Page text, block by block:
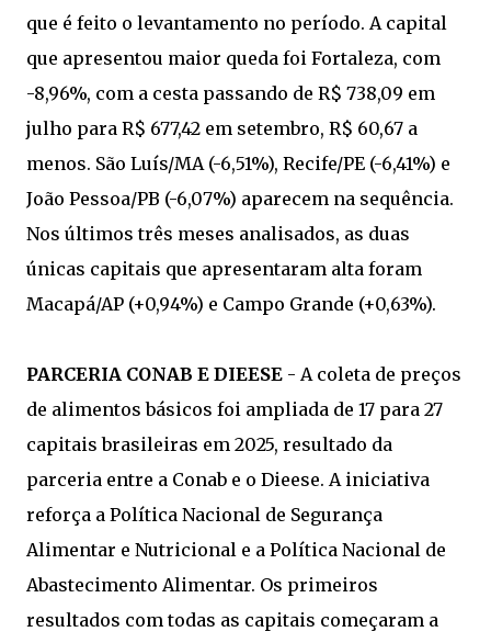
que é feito o levantamento no período. A capital
que apresentou maior queda foi Fortaleza, com
-8,96%, com a cesta passando de R$ 738,09 em
julho para R$ 677,42 em setembro, R$ 60,67 a
menos. São Luís/MA (-6,51%), Recife/PE (-6,41%) e
João Pessoa/PB (-6,07%) aparecem na sequência.
Nos últimos três meses analisados, as duas
únicas capitais que apresentaram alta foram
Macapá/AP (+0,94%) e Campo Grande (+0,63%).
PARCERIA CONAB E DIEESE - A coleta de preços
de alimentos básicos foi ampliada de 17 para 27
capitais brasileiras em 2025, resultado da
parceria entre a Conab e o Dieese. A iniciativa
reforça a Política Nacional de Segurança
Alimentar e Nutricional e a Política Nacional de
Abastecimento Alimentar. Os primeiros
resultados com todas as capitais começaram a